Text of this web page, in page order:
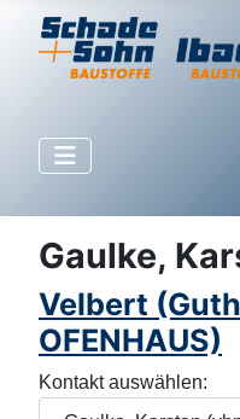
Gaulke,
Velbert
OFENHAUS)
Kontakt auswählen: